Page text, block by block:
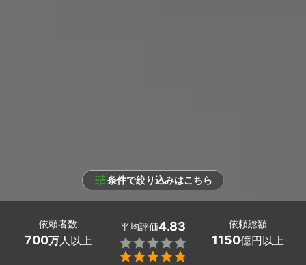
条件で絞り込みはこちら
依頼者数
700万人以上
平均評価4.83


依頼総額
1150億円以上